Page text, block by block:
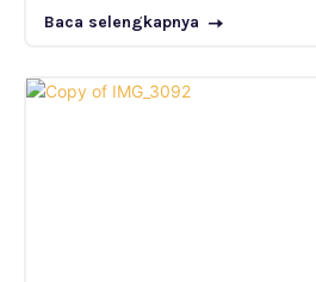
Baca selengkapnya